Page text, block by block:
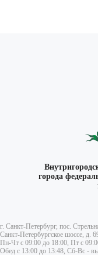
города
г. Санкт-Петербург, пос.
Санкт-Петербургское шоссе, д.
Пн-Чт с 09:00 до 18:00, Пт с
Обед с 13:00 до 13:48, Сб-Вс -